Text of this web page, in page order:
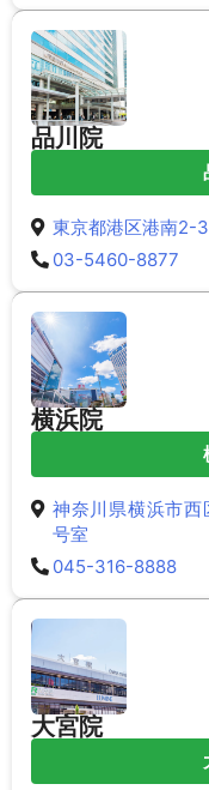
品川院
東京都港区港南2-
03-5460-8877
横浜院
神奈川県横浜市西
号室
045-316-8888
大宮院